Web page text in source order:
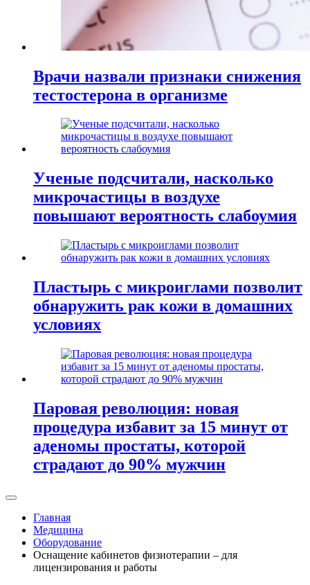
Врачи назвали признаки снижения
тестостерона в организме
Ученые подсчитали, насколько
микрочастицы в воздухе
повышают вероятность слабоумия
Пластырь с микроиглами позволит
обнаружить рак кожи в домашних
условиях
Паровая революция: новая
процедура избавит за 15 минут от
аденомы простаты, которой
страдают до 90% мужчин
Главная
Медицина
Оборудование
Оснащение кабинетов физиотерапии – для
лицензирования и работы